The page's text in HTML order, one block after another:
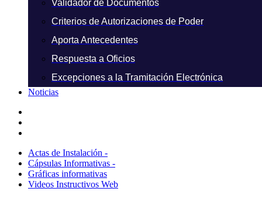
Validador de Documentos
Criterios de Autorizaciones de Poder
Aporta Antecedentes
Respuesta a Oficios
Excepciones a la Tramitación Electrónica
Noticias
Actas de Instalación -
Cápsulas Informativas -
Gráficas informativas
Videos Instructivos Web